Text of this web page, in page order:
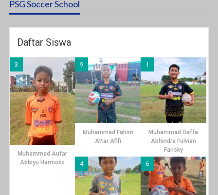
PSG Soccer School
Daftar Siswa
3
Muhammad Aufar
Abbiyu Harmoko
9
Muhammad Fahim
Attar Afifi
1
Muhammad Daffa
Abhindra Fulvian
Farisky
4 6